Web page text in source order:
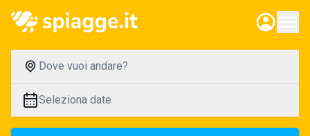
Dove vuoi andare?
Seleziona date